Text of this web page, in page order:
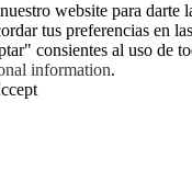
website para darte
tus preferencias en
consientes al uso de
information.